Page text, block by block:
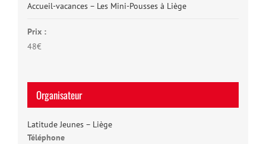
Accueil-vacances – Les Mini-Pousses à Liège
Prix :
48€
Organisateur
Latitude Jeunes – Liège
Téléphone